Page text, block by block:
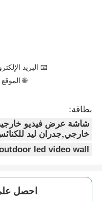
📧 البريد
🌐
بطاقة:
خارجي,جدران ليد
led video wall
احصل